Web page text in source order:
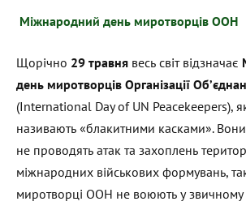
Міжнародний день миротворців ООН
Щорічно 29 травня весь світ відзначає
день миротворців Організації
(International Day of UN Peacekeepers),
називають «блакитними касками».
не проводять атак та захоплень
міжнародних військових формувань,
миротворці ООН не воюють у звичному